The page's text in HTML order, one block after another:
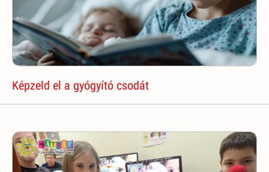
Képzeld el a gyógyító csodát